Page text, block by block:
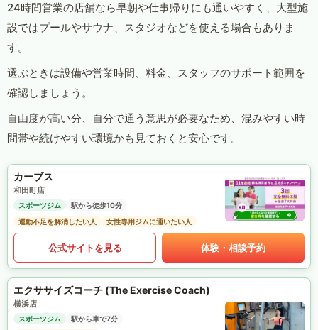
24時間営業の店舗なら早朝や仕事帰りにも通いやすく、大型施
設ではプールやサウナ、スタジオなどを使える場合もありま
す。
選ぶときは設備や営業時間、料金、スタッフのサポート範囲を
確認しましょう。
自由度が高い分、自分で通う意思が必要なため、混みやすい時
間帯や続けやすい環境かも見ておくと安心です。
カーブス
和田町店
スポーツジム
駅から徒歩10分
運動不足を解消したい人
女性専用ジムに通いたい人
公式サイトを見る 体験・相談予約
エクササイズコーチ (The Exercise Coach)
横浜店
スポーツジム
駅から車で7分